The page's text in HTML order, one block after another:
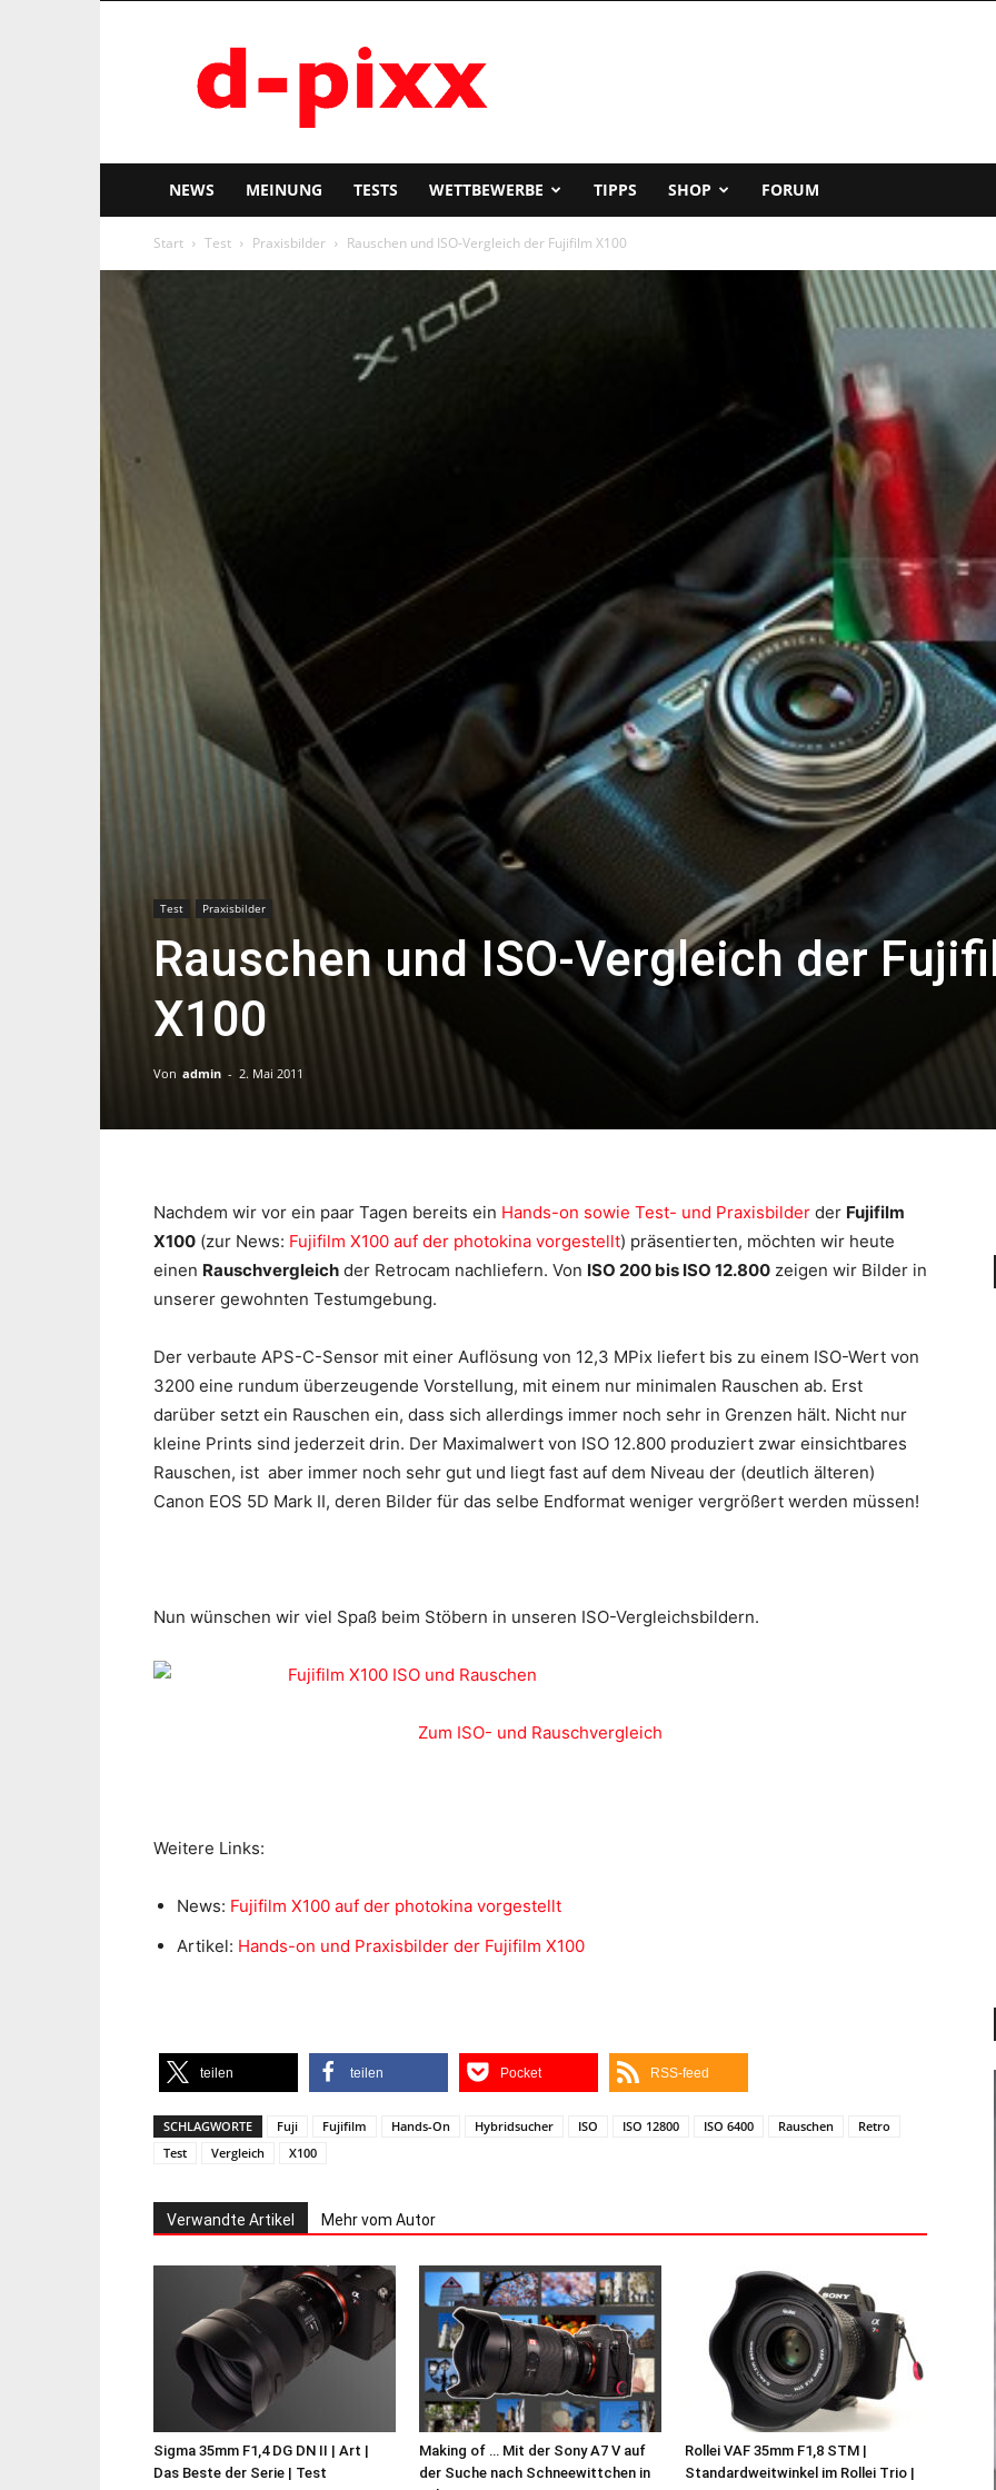
pixx
NEWS MEINUNG TESTS WETTBEWERBE TIPPS SHOP FORUM
Start Test Praxisbilder Rauschen und ISO-Vergleich der Fujifilm X100
Test Praxisbilder
Rauschen und ISO-Vergleich der
X100
Von admin - 2. Mai 2011
Nachdem wir vor ein paar Tagen bereits ein Hands-on sowie Test- und Praxisbilder der Fujifilm
X100 (zur News: Fujifilm X100 auf der photokina vorgestellt) präsentierten, möchten wir heute
einen Rauschvergleich der Retrocam nachliefern. Von ISO 200 bis ISO 12.800 zeigen wir Bilder in
unserer gewohnten Testumgebung.
Der verbaute APS-C-Sensor mit einer Auflösung von 12,3 MPix liefert bis zu einem ISO-Wert von
3200 eine rundum überzeugende Vorstellung, mit einem nur minimalen Rauschen ab. Erst
darüber setzt ein Rauschen ein, dass sich allerdings immer noch sehr in Grenzen hält. Nicht nur
kleine Prints sind jederzeit drin. Der Maximalwert von ISO 12.800 produziert zwar einsichtbares
Rauschen, ist aber immer noch sehr gut und liegt fast auf dem Niveau der (deutlich älteren)
Canon EOS 5D Mark II, deren Bilder für das selbe Endformat weniger vergrößert werden müssen!
Nun wünschen wir viel Spaß beim Stöbern in unseren ISO-Vergleichsbildern.
Zum ISO- und Rauschvergleich
Weitere Links:
News: Fujifilm X100 auf der photokina vorgestellt
Artikel: Hands-on und Praxisbilder der Fujifilm X100
teilen teilen Pocket RSS-feed
SCHLAGWORTE Fuji Fujifilm Hands-On Hybridsucher ISO ISO 12800 ISO 6400 Rauschen
Retro
Test
Vergleich X100
Verwandte Artikel Mehr vom Autor
Sigma 35mm F1,4 DG DN II | Art |
Das Beste der Serie | Test
Making of … Mit der Sony A7 V auf
der Suche nach Schneewittchen in
Rollei VAF 35mm F1,8 STM |
Standardweitwinkel im Rollei Trio |